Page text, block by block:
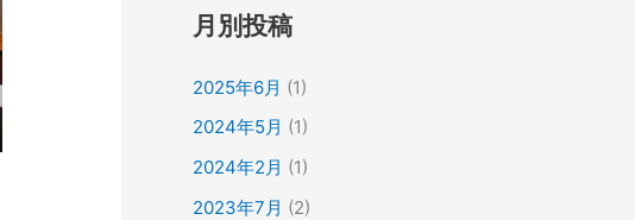
月別投稿
2025年6月 (1)
2024年5月 (1)
2024年2月 (1)
2023年7月 (2)